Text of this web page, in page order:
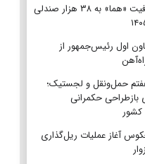
افزایش ظرفیت «هما» به ۳۸ هزار صندلی
اول رئیس‌جمهور از
حمل‌ونقل و لجستیک؛
بازطراحی حکمرانی
کشور
آغاز عملیات ریل‌گذاری